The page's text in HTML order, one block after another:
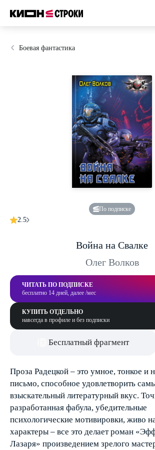
Боевая фантастика
По подписке
2.5
Война на Свалке
Олег Волков
ЧИТАТЬ ПО ПОДПИСКЕ
бесплатно 14 дней, далее /мес
КУПИТЬ ОТДЕЛЬНО
навсегда в профиле и без подписки
Бесплатный фрагмент
Проза Радецкой – это умное, тонкое и
письмо, способное удовлетворить
взыскательный литературный вкус.
разработанная фабула, убедительные
психологические мотивировки, живо
характеры – все это делает роман
Лазаря» произведением зрелого